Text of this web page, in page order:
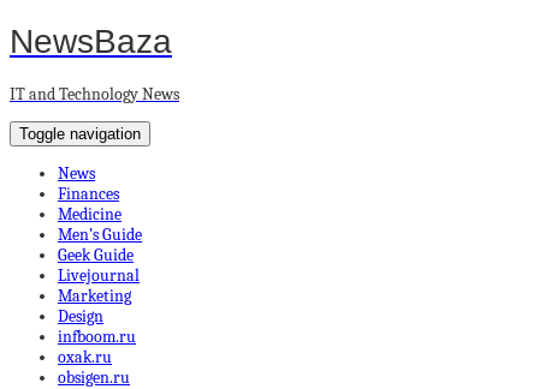
NewsBaza
IT and Technology News
Toggle navigation
News
Finances
Medicine
Men’s Guide
Geek Guide
Livejournal
Marketing
Design
infboom.ru
oxak.ru
obsigen.ru